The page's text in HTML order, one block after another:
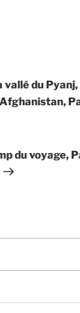
vallé du
du voyage,